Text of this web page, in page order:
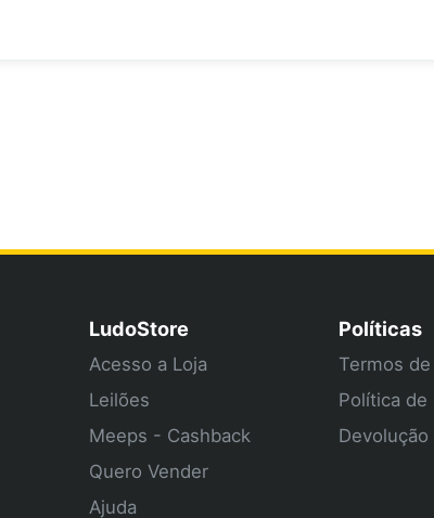
LudoStore
Acesso a Loja
Leilões
Meeps - Cashback
Quero Vender
Ajuda
Políticas
Termos
Política de